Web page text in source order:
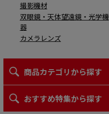
撮影機材
双眼鏡・天体望遠鏡・光学機
器
カメラレンズ
商品カテゴリから探す
おすすめ特集から探す